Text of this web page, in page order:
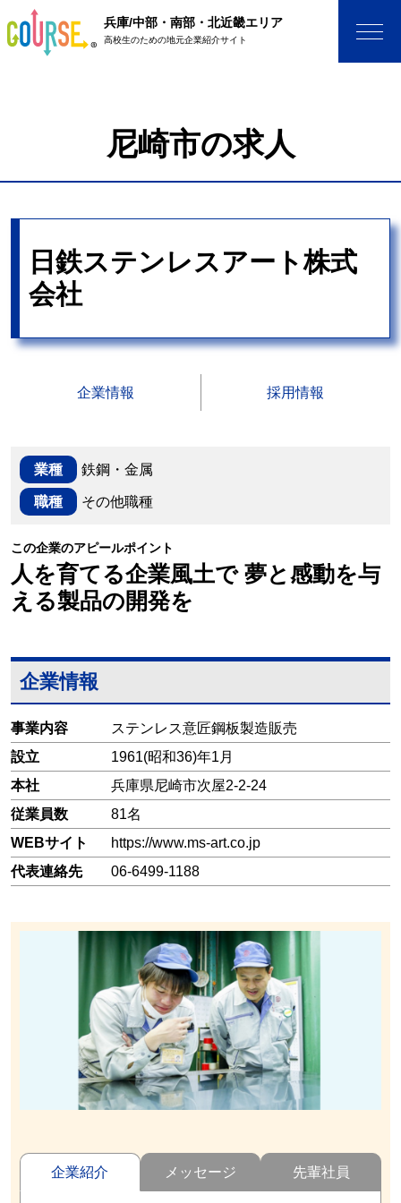
兵庫/中部・南部・北近畿エリア
高校生のための地元企業紹介サイト
尼崎市の求人
日鉄ステンレスアート株式
会社
企業情報 採用情報
業種 鉄鋼・金属
職種 その他職種
この企業のアピールポイント
人を育てる企業風土で 夢と感動を与
える製品の開発を
企業情報
事業内容
ステンレス意匠鋼板製造販売
設立
1961(昭和36)年1月
本社
兵庫県尼崎市次屋2-2-24
従業員数
81名
WEBサイト
https://www.ms-art.co.jp
代表連絡先
06-6499-1188
企業紹介 メッセージ 先輩社員